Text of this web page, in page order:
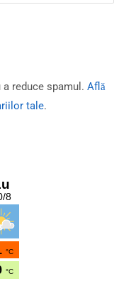
reduce spamul. Află
tale.